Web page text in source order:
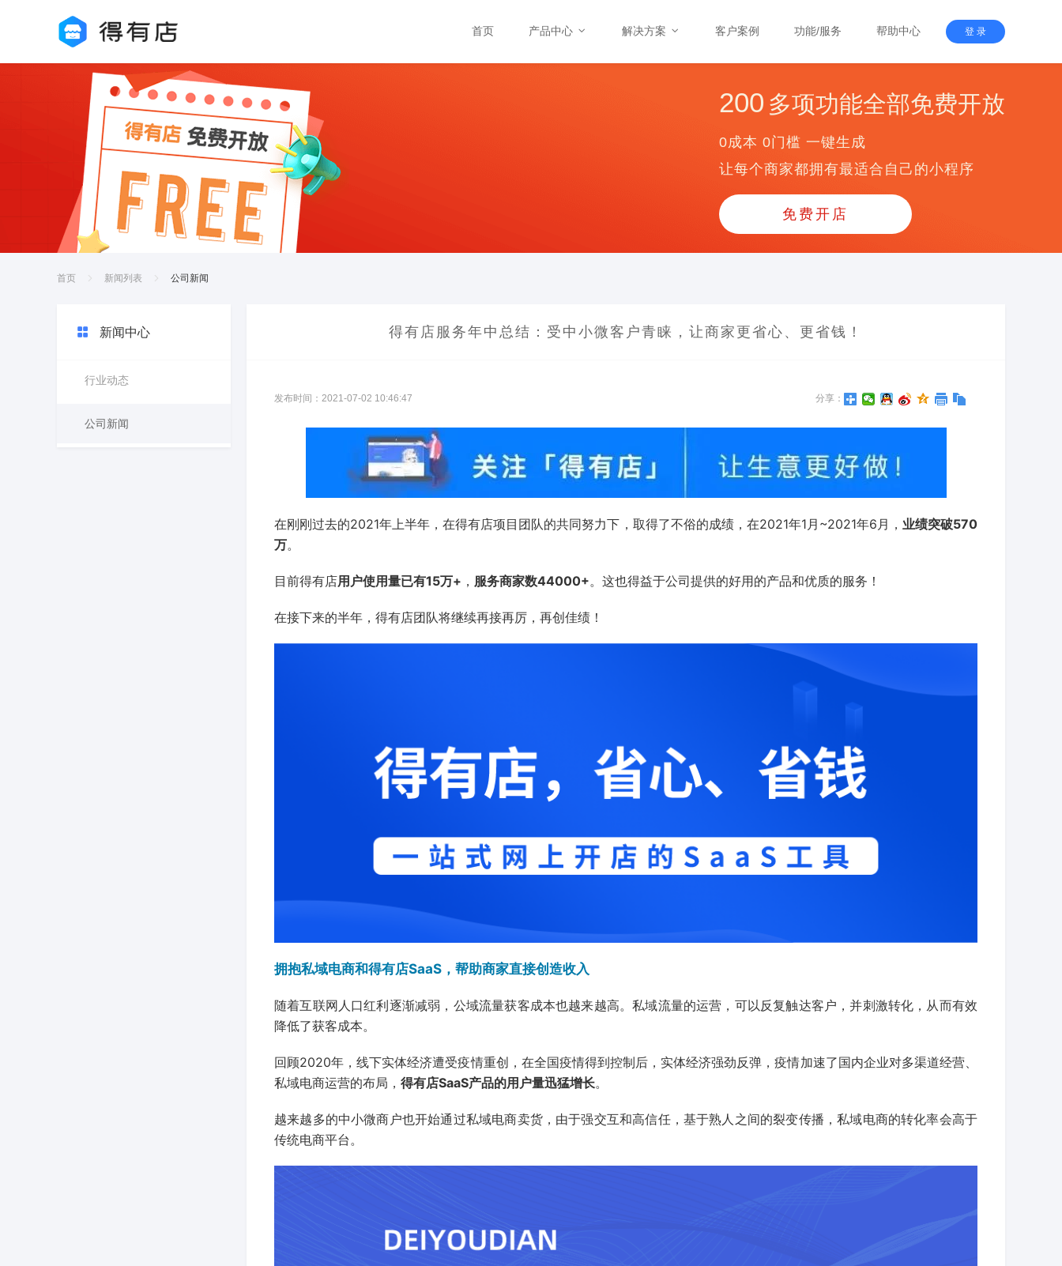
首页 产品中心 解决方案 客户案例 功能/服务 帮助中心 登 录
200 多项功能全部免费开放
0成本 0门槛 一键生成
让每个商家都拥有最适合自己的小程序
免费开店
首页 新闻列表 公司新闻
新闻中心
行业动态
公司新闻
得有店服务年中总结：受中小微客户青睐，让商家更省心、更省钱！
发布时间：2021-07-02 10:46:47 分享：
在刚刚过去的2021年上半年，在得有店项目团队的共同努力下，取得了不俗的成绩，在2021年1月~2021年6月， 业绩突破570
万。
目前得有店用户使用量已有15万+ ， 服务商家数44000+。这也得益于公司提供的好用的产品和优质的服务！
在接下来的半年，得有店团队将继续再接再厉，再创佳绩！
拥抱私域电商和得有店SaaS，帮助商家直接创造收入
随着互联网人口红利逐渐减弱，公域流量获客成本也越来越高。私域流量的运营，可以反复触达客户，并刺激转化，从而有效
降低了获客成本。
回顾2020年，线下实体经济遭受疫情重创，在全国疫情得到控制后，实体经济强劲反弹，疫情加速了国内企业对多渠道经营、
私域电商运营的布局， 得有店SaaS产品的用户量迅猛增长。
越来越多的中小微商户也开始通过私域电商卖货，由于强交互和高信任，基于熟人之间的裂变传播，私域电商的转化率会高于
传统电商平台。